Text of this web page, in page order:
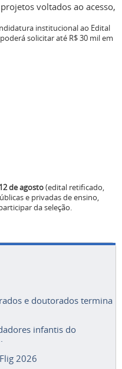
voltados ao acesso,
institucional ao Edital
solicitar até R$ 30 mil em
de agosto(edital retificado,
e privadas de ensino,
da seleção.
e doutorados termina
infantis do
2026